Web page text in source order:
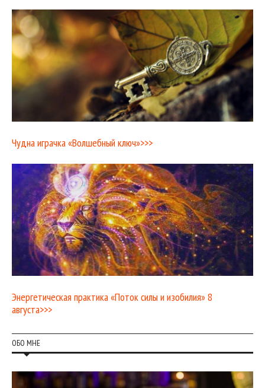
Чудна играчка «Волшебный ключ»>>>
Энергетическая практика «Поток силы и изобилия» 8
августа>>>
ОБО МНЕ